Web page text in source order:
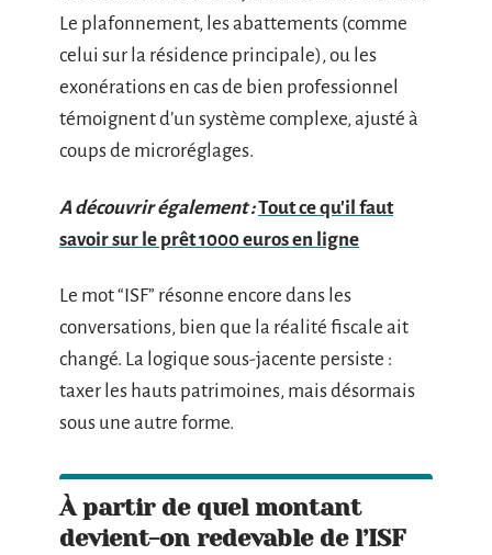
Le plafonnement, les abattements (comme
celui sur la résidence principale), ou les
exonérations en cas de bien professionnel
témoignent d’un système complexe, ajusté à
coups de microréglages.
A découvrir également :Tout ce qu'il faut
savoir sur le prêt 1000 euros en ligne
Le mot “ISF” résonne encore dans les
conversations, bien que la réalité fiscale ait
changé. La logique sous-jacente persiste :
taxer les hauts patrimoines, mais désormais
sous une autre forme.
À partir de quel montant
devient-on redevable de l’ISF